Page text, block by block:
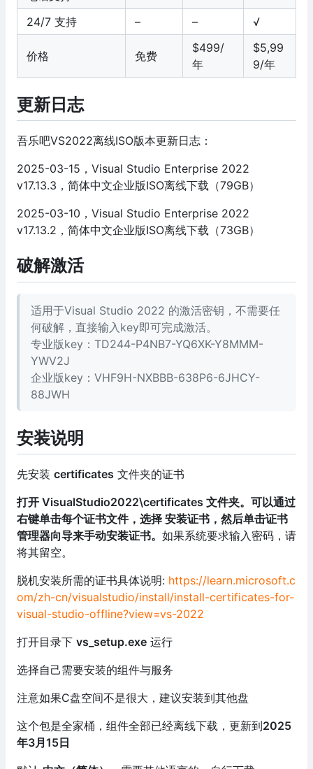
24/7 支持
– – √
价格 免费
$499/
年
$5,99
9/年
更新日志
吾乐吧VS2022离线ISO版本更新日志：
2025-03-15，Visual Studio Enterprise 2022
v17.13.3，简体中文企业版ISO离线下载（79GB）
2025-03-10，Visual Studio Enterprise 2022
v17.13.2，简体中文企业版ISO离线下载（73GB）
破解激活
适用于Visual Studio 2022 的激活密钥，不需要任
何破解，直接输入key即可完成激活。
专业版key：TD244-P4NB7-YQ6XK-Y8MMM-
YWV2J
企业版key：VHF9H-NXBBB-638P6-6JHCY-
88JWH
安装说明
先安装 certificates 文件夹的证书
打开 VisualStudio2022\certificates 文件夹。可以通过
右键单击每个证书文件，选择 安装证书，然后单击证书
管理器向导来手动安装证书。 如果系统要求输入密码，请
将其留空。
脱机安装所需的证书具体说明: https://learn.microsoft.c
om/zh-cn/visualstudio/install/install-certificates-for-
visual-studio-offline?view=vs-2022
打开目录下 vs_setup.exe 运行
选择自己需要安装的组件与服务
注意如果C盘空间不是很大，建议安装到其他盘
这个包是全家桶，组件全部已经离线下载，更新到2025
年3月15日